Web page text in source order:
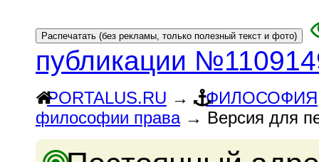
публикации
PORTALUS.RU → ФИЛОСОФИЯ
философии права→ Версия для